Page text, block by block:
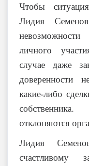
Чтобы
Лидия
личного
случае даже
доверенности
какие-либо
отклоняются
Лидия
счастливому